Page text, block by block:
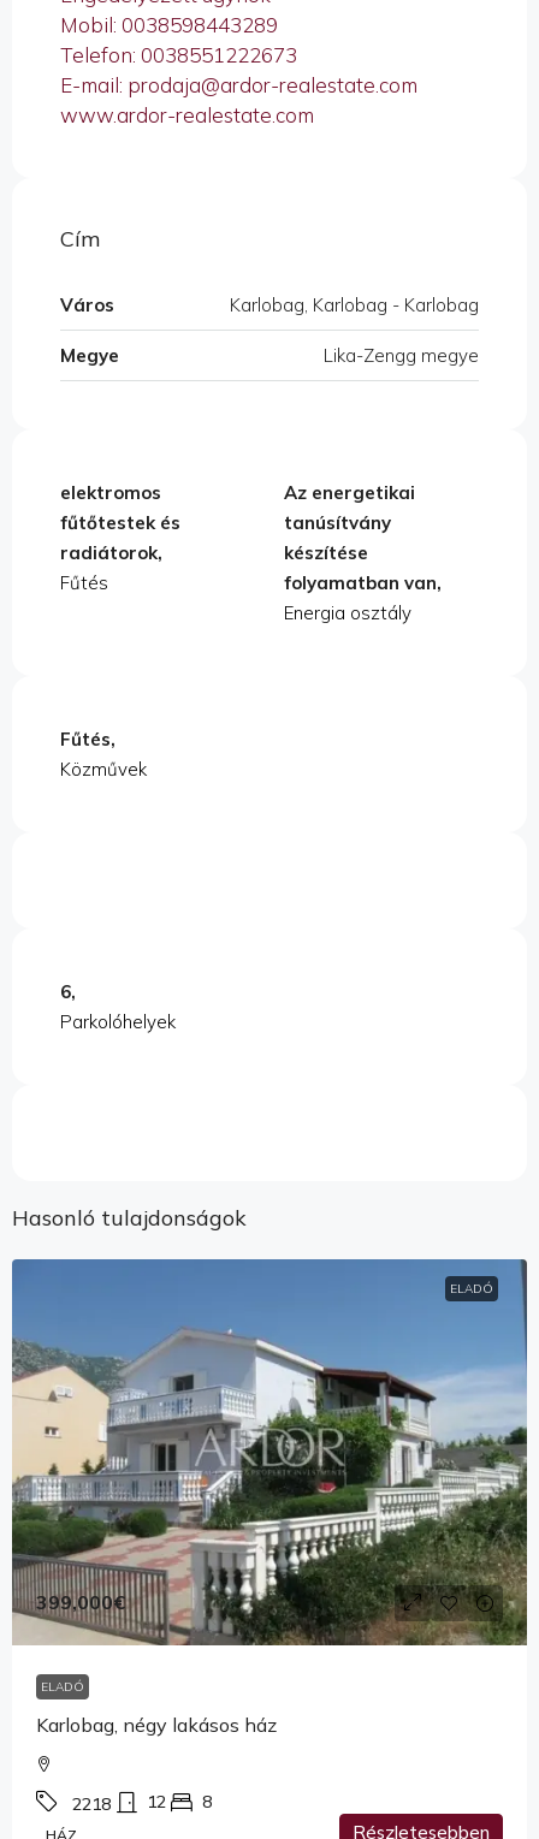
Mobil: 0038598443289
Telefon: 0038551222673
E-mail: prodaja@ardor-realestate.com
www.ardor-realestate.com
Cím
Város Karlobag, Karlobag - Karlobag
Megye Lika-Zengg megye
elektromos
fűtőtestek és
radiátorok,
Fűtés
Az energetikai
tanúsítvány
készítése
folyamatban van,
Energia osztály
Fűtés,
Közművek
6,
Parkolóhelyek
Hasonló tulajdonságok
ELADÓ
399,000€
ELADÓ
Karlobag, négy lakásos ház
2218 12 8
HÁZ Részletesebben